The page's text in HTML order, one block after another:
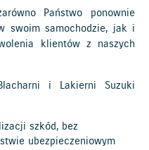
Państwo ponownie
swoim samochodzie, jak i
klientów z naszych
i Lakierni Suzuki
szkód, bez
ubezpieczeniowym